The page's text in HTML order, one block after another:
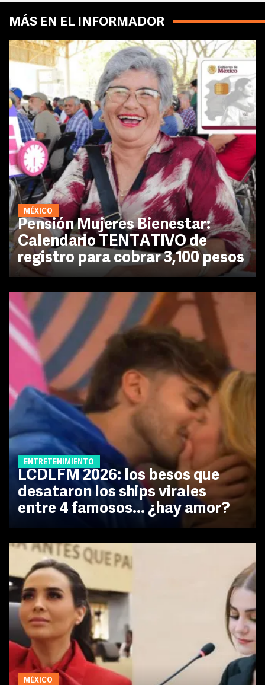
MÁS EN EL INFORMADOR
MÉXICO
Pensión Mujeres Bienestar:
Calendario TENTATIVO de
registro para cobrar 3,100 pesos
ENTRETENIMIENTO
LCDLFM 2026: los besos que
desataron los ships virales
entre 4 famosos... ¿hay amor?
MÉXICO